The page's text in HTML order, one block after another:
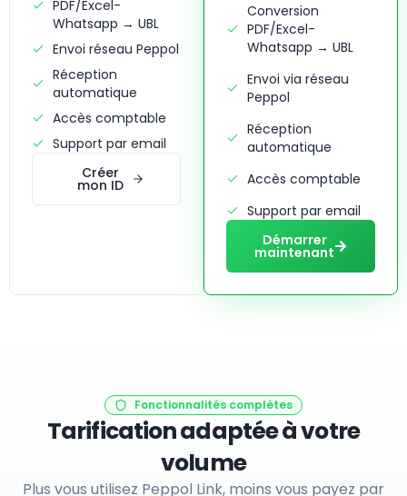
PDF/Excel-
Whatsapp → UBL
Envoi réseau Peppol
Réception
automatique
Accès comptable
Support par email
Créer
mon ID
Conversion
PDF/Excel-
Whatsapp → UBL
Envoi via réseau
Peppol
Réception
automatique
Accès comptable
Support par email
Démarrer
maintenant
Fonctionnalités complètes
Tarification adaptée à votre
volume
Plus vous utilisez Peppol Link, moins vous payez par